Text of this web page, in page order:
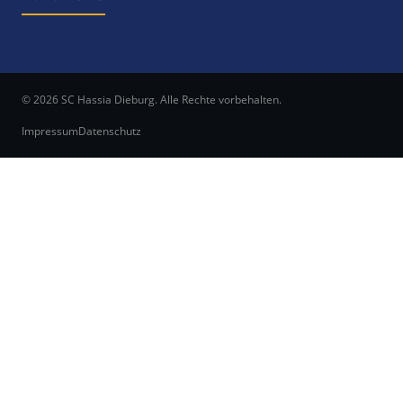
© 2026 SC Hassia Dieburg. Alle Rechte vorbehalten.
ImpressumDatenschutz